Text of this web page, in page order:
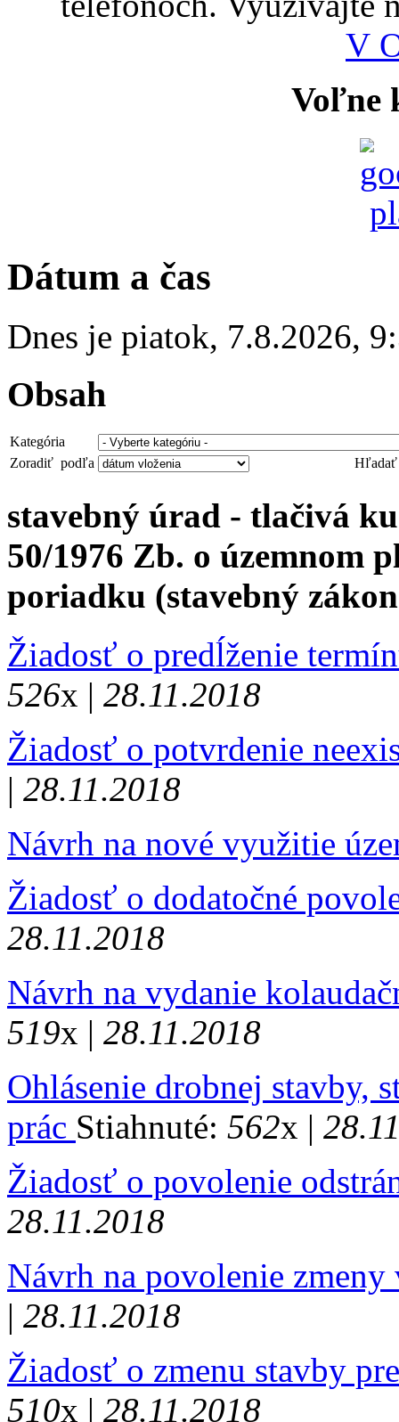
V
Voľne
Dátum a čas
Dnes je piatok, 7.8.2026,
Obsah
Kategória
Zoradiť podľa
Hľadať
stavebný úrad - tlačivá
50/1976 Zb. o územnom
poriadku (stavebný
Žiadosť o predĺženie
526x | 28.11.2018
Žiadosť o potvrdenie
| 28.11.2018
Návrh na nové využitie
Žiadosť o dodatočné
28.11.2018
Návrh na vydanie
519x | 28.11.2018
Ohlásenie drobnej stavby,
prác Stiahnuté: 562x |
Žiadosť o povolenie
28.11.2018
Návrh na povolenie
| 28.11.2018
Žiadosť o zmenu stavby
510x | 28.11.2018